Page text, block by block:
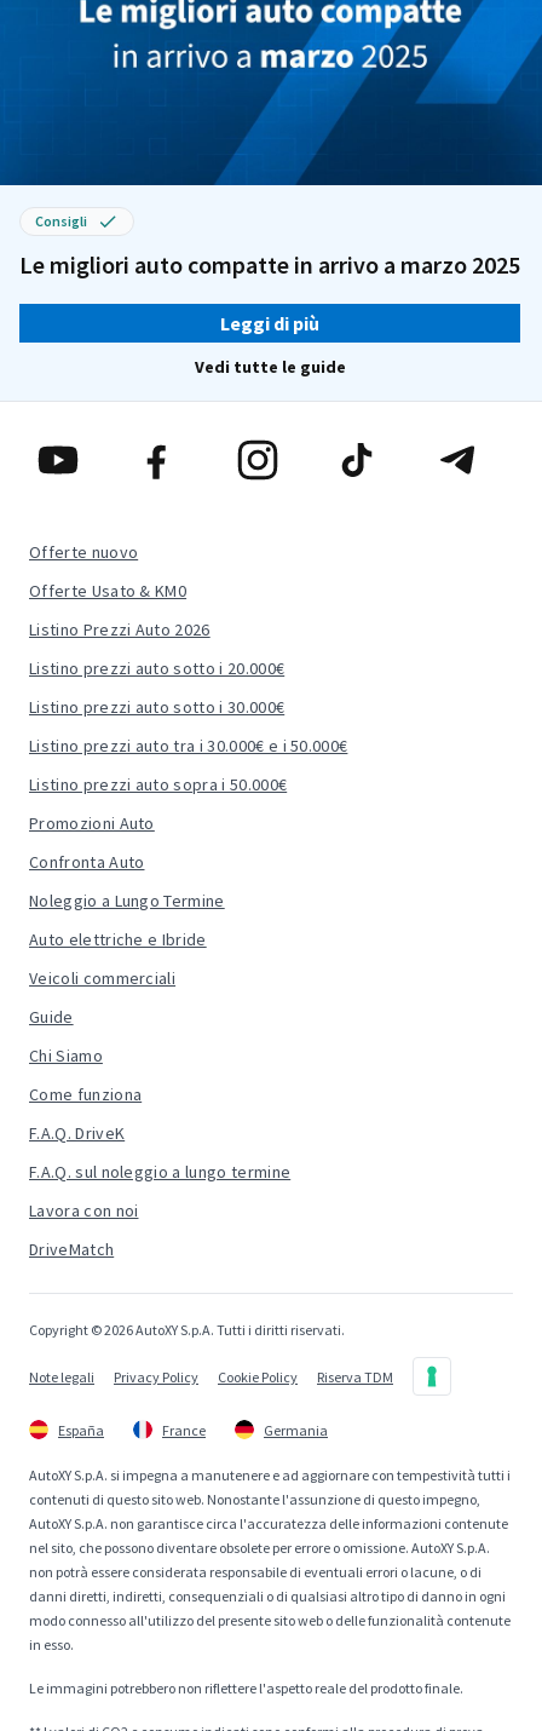
Consigli
Le migliori auto compatte in arrivo a marzo 2025
Leggi di più
Vedi tutte le guide
Offerte nuovo
Offerte Usato & KM0
Listino Prezzi Auto 2026
Listino prezzi auto sotto i 20.000€
Listino prezzi auto sotto i 30.000€
Listino prezzi auto tra i 30.000€ e i 50.000€
Listino prezzi auto sopra i 50.000€
Promozioni Auto
Confronta Auto
Noleggio a Lungo Termine
Auto elettriche e Ibride
Veicoli commerciali
Guide
Chi Siamo
Come funziona
F.A.Q. DriveK
F.A.Q. sul noleggio a lungo termine
Lavora con noi
DriveMatch
Copyright © 2026 AutoXY S.p.A. Tutti i diritti riservati.
Note legali Privacy Policy Cookie Policy Riserva TDM
España France Germania
AutoXY S.p.A. si impegna a manutenere e ad aggiornare con tempestività tutti i
contenuti di questo sito web. Nonostante l'assunzione di questo impegno,
AutoXY S.p.A. non garantisce circa l'accuratezza delle informazioni contenute
nel sito, che possono diventare obsolete per errore o omissione. AutoXY S.p.A.
non potrà essere considerata responsabile di eventuali errori o lacune, o di
danni diretti, indiretti, consequenziali o di qualsiasi altro tipo di danno in ogni
modo connesso all'utilizzo del presente sito web o delle funzionalità contenute
in esso.
Le immagini potrebbero non riflettere l'aspetto reale del prodotto finale.